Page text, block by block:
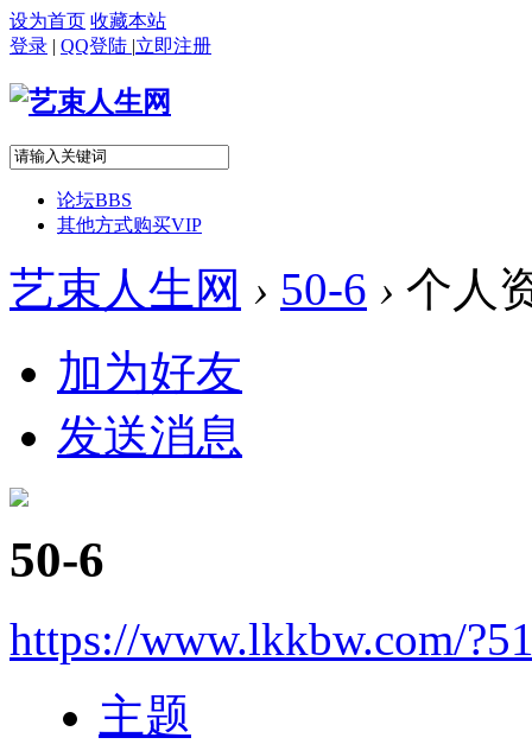
设为首页 收藏本站
登录 | QQ登陆 |立即注册
论坛BBS
其他方式购买VIP
艺束人生网 › 50-6 › 个人
加为好友
发送消息
50-6
https://www.lkkbw.com/
主题